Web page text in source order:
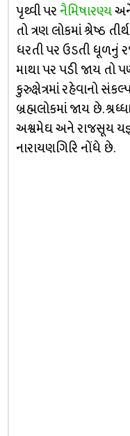
પૃથ્વી પરનૈમિષારણ્ય
તો ત્રણ લોકમાં શ્રેષ્ઠ
ધરતી પર ઉડતી ધૂળનું
માથા પર પડી જાય
કુરુક્ષેત્રમાં રહેવાનો
બ્રહ્મલોકમાં જાય છે.
અશ્વમેઘ અને રાજસૂય
નારાયણગિરિ નોંધે છે.